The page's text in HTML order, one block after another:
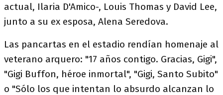
actual, Ilaria D'Amico-, Louis Thomas y David Lee,
junto a su ex esposa, Alena Seredova.
Las pancartas en el estadio rendían homenaje al
veterano arquero: "17 años contigo. Gracias, Gigi",
"Gigi Buffon, héroe inmortal", "Gigi, Santo Subito"
o "Sólo los que intentan lo absurdo alcanzan lo